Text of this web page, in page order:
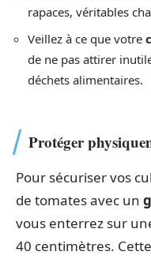
rapaces, véritables
Veillez à ce que votre
de ne pas attirer
déchets alimentaires.
Protéger
Pour sécuriser vos
de tomates avec un
vous enterrez sur
40 centimètres.